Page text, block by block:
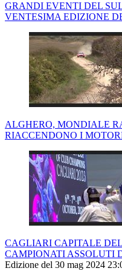
GRANDI EVENTI DEL
VENTESIMA EDIZIONE
ALGHERO, MONDIALE
RIACCENDONO I
CAGLIARI CAPITALE
CAMPIONATI ASSOLUTI
Edizione del 30 mag 2024